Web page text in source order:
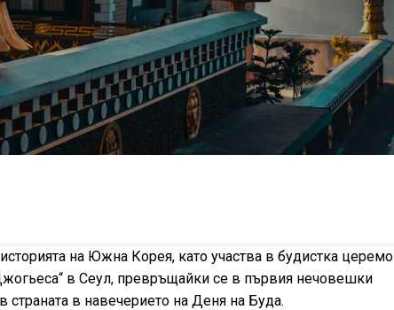
на Южна Корея, като участва в будистка
в Сеул, превръщайки се в първия нечовешки
страната в навечерието на Деня на Буда.